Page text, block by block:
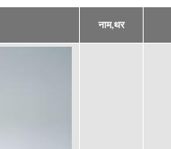
नाम,थर